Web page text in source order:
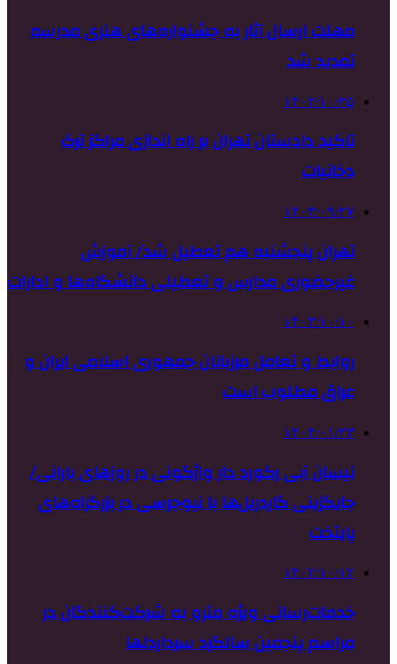
مهلت ارسال آثار به جشنواره‌های هنری مدرسه
تمدید شد
۱۴۰۲/۱۰/۲۵
تاکید دادستان تهران بر راه اندازی مراکز ترک‌
دخانیات
۱۴۰۳/۰۹/۲۷
تهران پنجشنبه هم تعطیل شد/ آموزش
غیرحضوری مدارس و تعطیلی دانشگاه‌ها و ادارات
۱۴۰۳/۱۰/۱۰
روابط و تعامل مرزبانان جمهوری اسلامی ایران و
عراق مطلوب است
۱۴۰۴/۰۱/۲۳
نیسان آبی رکورد دار واژگونی در روزهای بارانی/
جایگزینی گاردریل‌ها با نیوجرسی در بزرگراه‌های
پایتخت
۱۴۰۲/۱۰/۱۲
خدمات‌رسانی ویژه مترو به شرکت‌کنندگان در
مراسم پنجمین سالگرد سرداردلها